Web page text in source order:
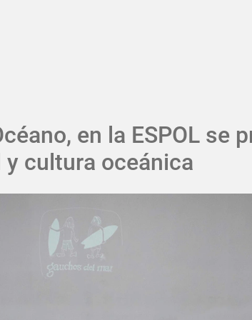
en la ESPOL se
cultura oceánica